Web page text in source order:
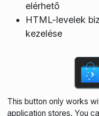
elérhető
HTML-levelek
kezelése
This button only works
application stores. You